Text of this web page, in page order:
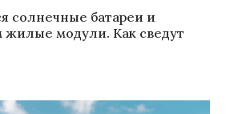
солнечные батареи и
жилые модули. Как сведут